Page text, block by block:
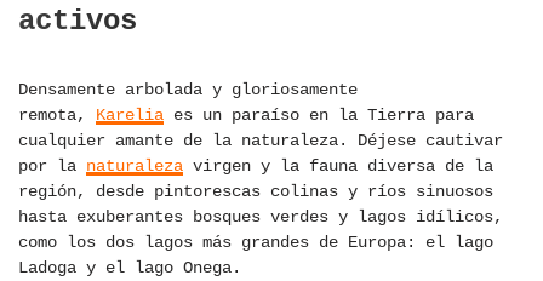
activos
Densamente arbolada y gloriosamente
remota, Karelia es un paraíso en la Tierra para
cualquier amante de la naturaleza. Déjese cautivar
por la naturaleza virgen y la fauna diversa de la
región, desde pintorescas colinas y ríos sinuosos
hasta exuberantes bosques verdes y lagos idílicos,
como los dos lagos más grandes de Europa: el lago
Ladoga y el lago Onega.